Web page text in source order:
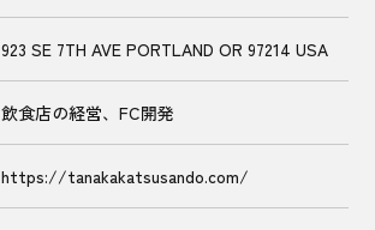
923 SE 7TH AVE PORTLAND OR 97214 USA
飲食店の経営、FC開発
https://tanakakatsusando.com/